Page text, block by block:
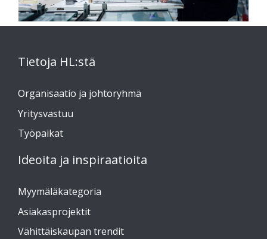
Tietoja HL:stä
Organisaatio ja johtoryhmä
Yritysvastuu
Työpaikat
Ideoita ja inspiraatioita
Myymäläkategoria
Asiakasprojektit
Vähittäiskaupan trendit